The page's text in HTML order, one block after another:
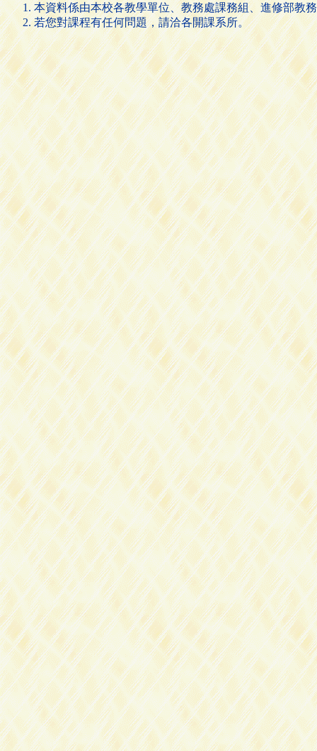
本資料係由本校各教學單位、教務處課務組、進修部教
若您對課程有任何問題，請洽各開課系所。